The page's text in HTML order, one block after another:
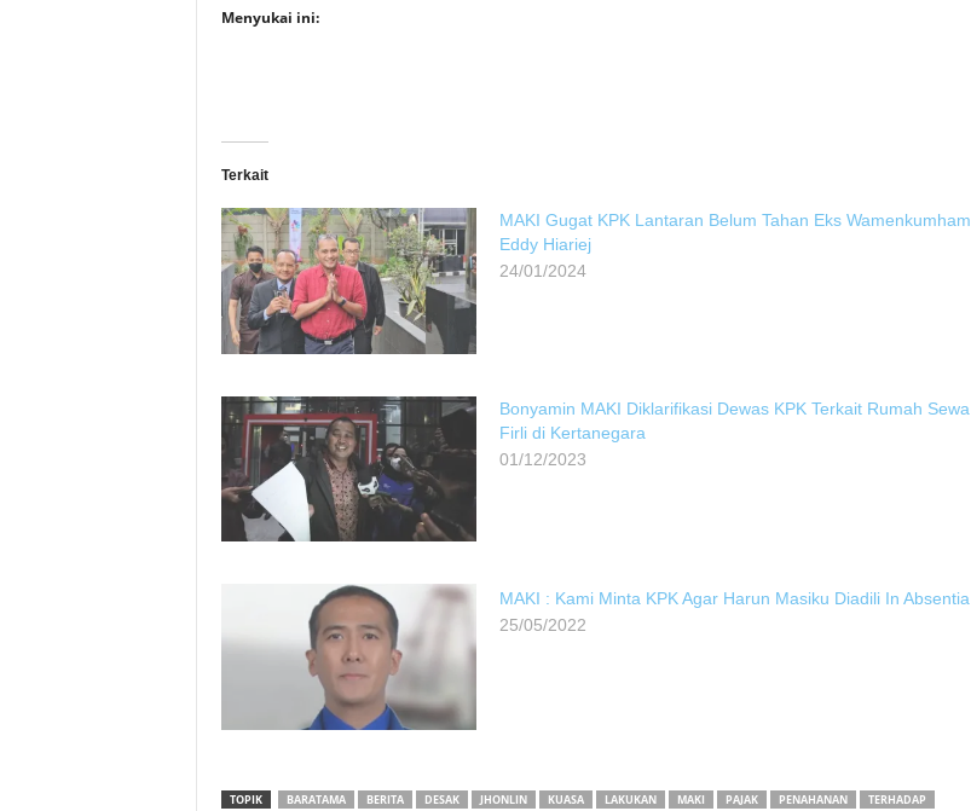
Menyukai ini:
Terkait
MAKI Gugat KPK Lantaran Belum Tahan Eks Wamenkumham
Eddy Hiariej
24/01/2024
Bonyamin MAKI Diklarifikasi Dewas KPK Terkait Rumah Sewa
Firli di Kertanegara
01/12/2023
MAKI : Kami Minta KPK Agar Harun Masiku Diadili In Absentia
25/05/2022
TOPIK BARATAMA BERITA DESAK JHONLIN KUASA LAKUKAN MAKI PAJAK PENAHANAN TERHADAP